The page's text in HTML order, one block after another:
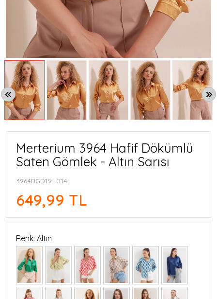
Merterium 3964 Hafif Dökümlü
Saten Gömlek - Altın Sarısı
3964BGD19_014
649,99 TL
Renk: Altın